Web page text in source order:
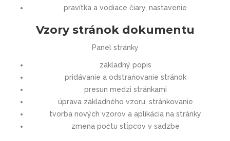
pravítka a vodiace čiary, nastavenie
Vzory stránok dokumentu
Panel stránky
základný popis
pridávanie a odstraňovanie stránok
presun medzi stránkami
úprava základného vzoru, stránkovanie
tvorba nových vzorov a aplikácia na stránky
zmena počtu stĺpcov v sadzbe